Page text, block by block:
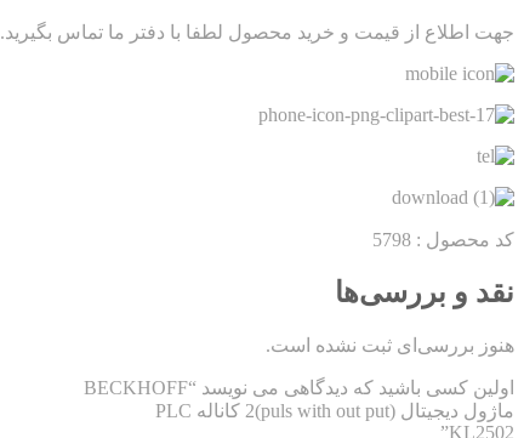
جهت اطلاع از قیمت و خرید محصول لطفا با دفتر ما تماس بگیرید.
کد محصول : 5798
نقد و بررسی‌ها
هنوز بررسی‌ای ثبت نشده است.
اولین کسی باشید که دیدگاهی می نویسد “BECKHOFF
ماژول دیجیتال (puls with out put)2 کاناله PLC
KL2502”